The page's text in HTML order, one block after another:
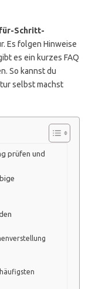
Schritt-
Es folgen Hinweise
es ein kurzes FAQ
So kannst du
selbst machst
prüfen und